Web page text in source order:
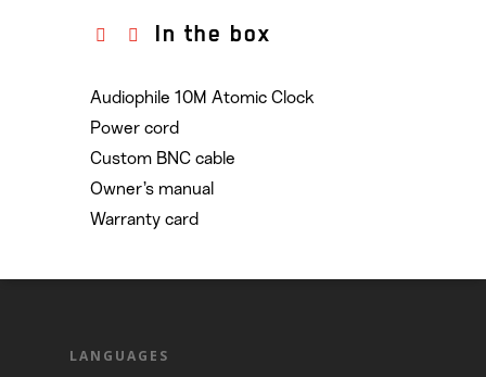
In the box
Audiophile 10M Atomic Clock
Power cord
Custom BNC cable
Owner’s manual
Warranty card
LANGUAGES